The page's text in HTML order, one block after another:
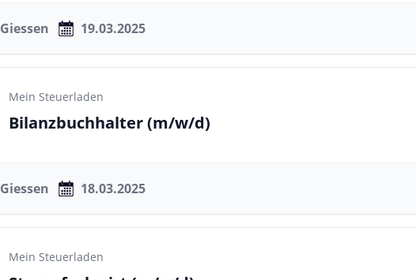
Giessen 19.03.2025
Mein Steuerladen
Bilanzbuchhalter(m/w/d)
Giessen 18.03.2025
Mein Steuerladen